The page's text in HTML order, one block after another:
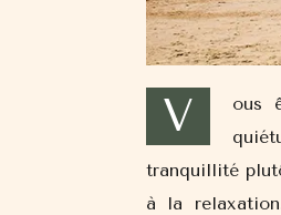
V
ous
tranquillité
à la